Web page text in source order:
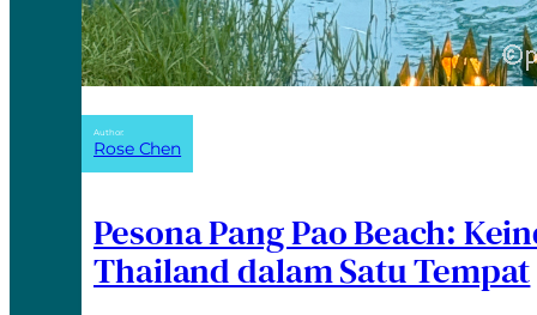
Author:
Rose Chen
Pesona Pang Pao Beach:
Thailand dalam Satu Tempat